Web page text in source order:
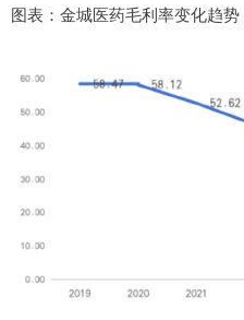
图表：金城医药毛利率变化趋势